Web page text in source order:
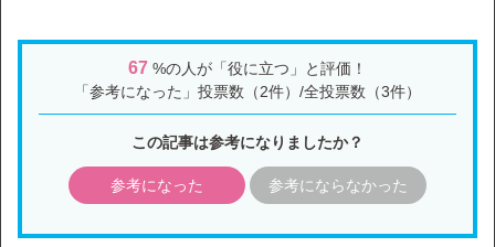
67 %の人が「役に立つ」と評価！
「参考になった」投票数（2件）/全投票数（3件）
この記事は参考になりましたか？
参考になった 参考にならなかった